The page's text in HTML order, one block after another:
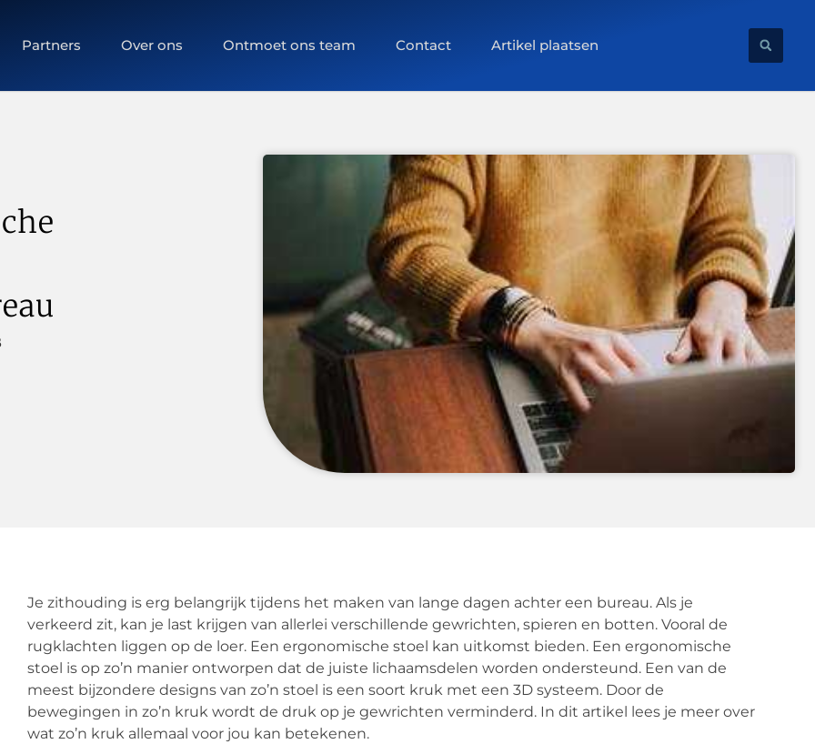
Partners Over ons Ontmoet ons team Contact Artikel plaatsen
Je zithouding is erg belangrijk tijdens het maken van lange dagen achter een bureau. Als je
verkeerd zit, kan je last krijgen van allerlei verschillende gewrichten, spieren en botten. Vooral de
rugklachten liggen op de loer. Een ergonomische stoel kan uitkomst bieden. Een ergonomische
stoel is op zo’n manier ontworpen dat de juiste lichaamsdelen worden ondersteund. Een van de
meest bijzondere designs van zo’n stoel is een soort kruk met een 3D systeem. Door de
bewegingen in zo’n kruk wordt de druk op je gewrichten verminderd. In dit artikel lees je meer over
wat zo’n kruk allemaal voor jou kan betekenen.